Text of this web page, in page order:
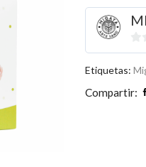
cantidad
0
de
Etiquetas:
Compartir: